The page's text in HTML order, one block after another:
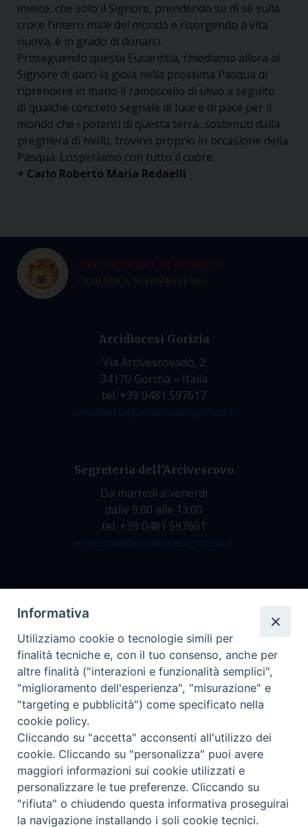
invece, che solo il Signore, prendendo su di sé sulla
croce l’intero male del mondo e risorgendo a vita
nuova, è in grado di donarci.
Proseguendo questa Eucaristia, chiediamo allora al
Signore di darci la gioia nella prossima Pasqua di
riprendere in mano il ramoscello di ulivo a seguito
di qualche concreto segnale di luce e di pace per il
mondo che i potenti di questa terra, sostenuti dalla
preghiera di molti, trovino proprio in occasione della
Pasqua. Losperiamo con tutto il cuore.
+ Carlo Roberto Maria Redaelli
Arcidiocesi Gorizia
Via Arcivescovado, 2
34170 Gorizia – Italia
tel. +39 0481 597617
cancelleria@arcidiocesi.gorizia.it
Segreteria dell’Arcivescovo
Da martedì a venerdì
dalle 9.00 alle 13.00
tel. +39 0481 597601
episcopio@arcidiocesi.gorizia.it
dalle 9.00 alle 12.30
tel. +39 0481 597628
archivio@arcidiocesi.gorizia.it
Ufficio Comunicazioni Sociali
tel. +39 0481 531663
ucs@arcidiocesi.gorizia.it
Informativa
Utilizziamo cookie o tecnologie simili per
finalità tecniche e, con il tuo consenso, anche per
altre finalità ("interazioni e funzionalità semplici",
"miglioramento dell'esperienza", "misurazione" e
"targeting e pubblicità") come specificato nella
cookie policy.
Cliccando su "accetta" acconsenti all'utilizzo dei
cookie. Cliccando su "personalizza" puoi avere
maggiori informazioni sui cookie utilizzati e
personalizzare le tue preferenze. Cliccando su
"rifiuta" o chiudendo questa informativa proseguirai
la navigazione installando i soli cookie tecnici.